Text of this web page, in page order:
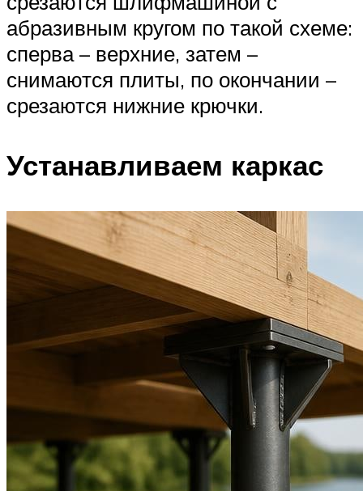
абразивным кругом по такой схеме:
сперва – верхние, затем –
снимаются плиты, по окончании –
срезаются нижние крючки.
Устанавливаем каркас